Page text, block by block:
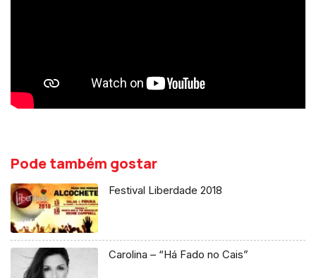
Pode também gostar
Festival Liberdade 2018
Carolina – “Há Fado no Cais”